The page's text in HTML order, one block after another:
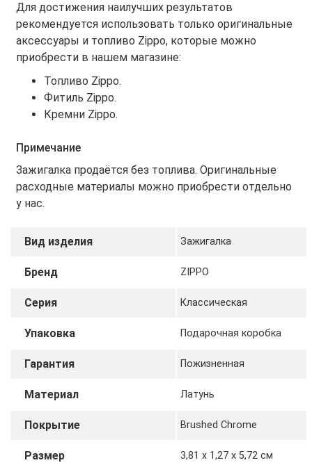
Для достижения наилучших результатов
рекомендуется использовать только оригинальные
аксессуары и топливо Zippo, которые можно
приобрести в нашем магазине:
Топливо Zippo.
Фитиль Zippo.
Кремни Zippo.
Примечание
Зажигалка продаётся без топлива. Оригинальные
расходные материалы можно приобрести отдельно
у нас.
Вид изделия Зажигалка
Бренд ZIPPO
Серия Классическая
Упаковка Подарочная коробка
Гарантия Пожизненная
Материал Латунь
Покрытие Brushed Chrome
Размер 3,81 х 1,27 x 5,72 cм